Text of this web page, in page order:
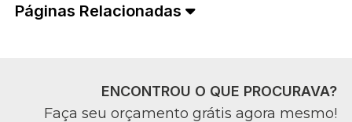
Páginas Relacionadas
ENCONTROU O QUE PROCURAVA?
Faça seu orçamento grátis agora mesmo!